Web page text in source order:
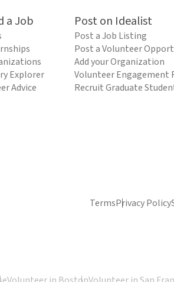
a Job
Explorer
Advice
Post on Idealist
Post a Job Listing
Post a Volunteer
Add your Organization
Volunteer Engagement
Recruit Graduate
TermsPrivacy Policy